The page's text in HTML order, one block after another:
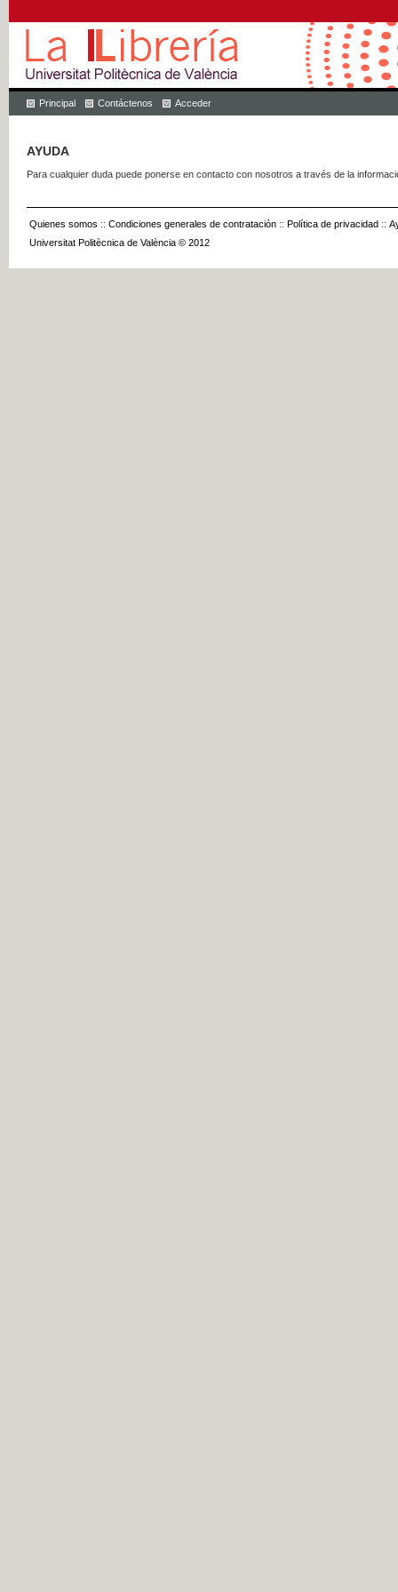
Principal Contáctenos Acceder
AYUDA
Para cualquier duda puede ponerse en contacto con nosotros a través de la
Quienes somos :: Condiciones generales de contratación :: Política de privacidad ::
Universitat Politècnica de València © 2012